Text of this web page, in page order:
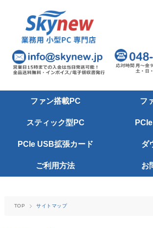
ファン搭載PC フ
スティック型PC
PCIe USB拡張カード ダ
ご利用方法 お
TOP サイトマップ